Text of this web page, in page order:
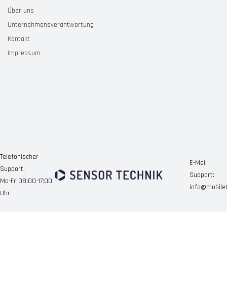
Über uns
Unternehmensverantwortung
Kontakt
Impressum
Telefonischer
Support:
Mo-Fr 08:00-17:00
Uhr
E-Mail
Support: